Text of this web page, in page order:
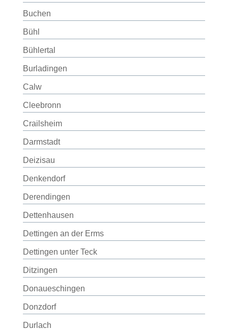
Buchen
Bühl
Bühlertal
Burladingen
Calw
Cleebronn
Crailsheim
Darmstadt
Deizisau
Denkendorf
Derendingen
Dettenhausen
Dettingen an der Erms
Dettingen unter Teck
Ditzingen
Donaueschingen
Donzdorf
Durlach